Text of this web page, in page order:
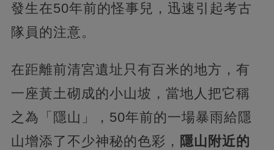
發生在50年前的怪事兒，迅速引起考古
隊員的注意。
在距離前清宮遺址只有百米的地方，有
一座黃土砌成的小山坡，當地人把它稱
之為「隱山」，50年前的一場暴雨給隱
山增添了不少神秘的色彩， 隱山附近的